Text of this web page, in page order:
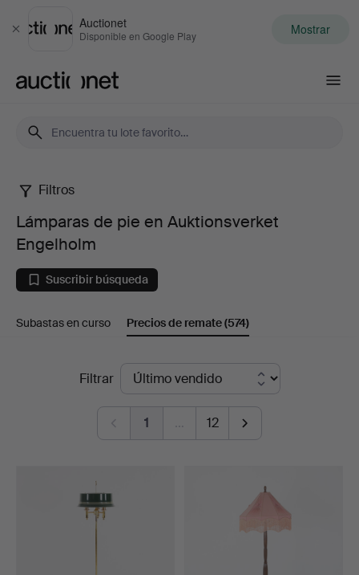
Cerrar
Auctionet
Disponible en Google Play Mostrar
Lámparas
de
pie
en
Engelholm
Filtros
Lámparas de pie en Auktionsverket
Engelholm
Suscribir búsqueda
Subastas en curso Precios de remate(574)
Filtrar
1 … 12